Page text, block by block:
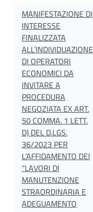
MANIFESTAZIONE DI
INTERESSE
FINALIZZATA
ALL’INDIVIDUAZIONE
DI OPERATORI
ECONOMICI DA
INVITARE A
PROCEDURA
NEGOZIATA EX ART.
50 COMMA. 1 LETT.
D) DEL D.LGS.
36/2023 PER
L’AFFIDAMENTO DEI
“LAVORI DI
MANUTENZIONE
STRAORDINARIA E
ADEGUAMENTO